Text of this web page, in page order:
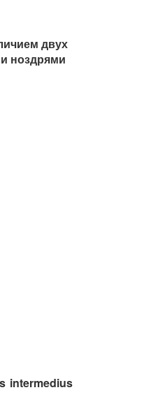
двух
ноздрями
intermedius